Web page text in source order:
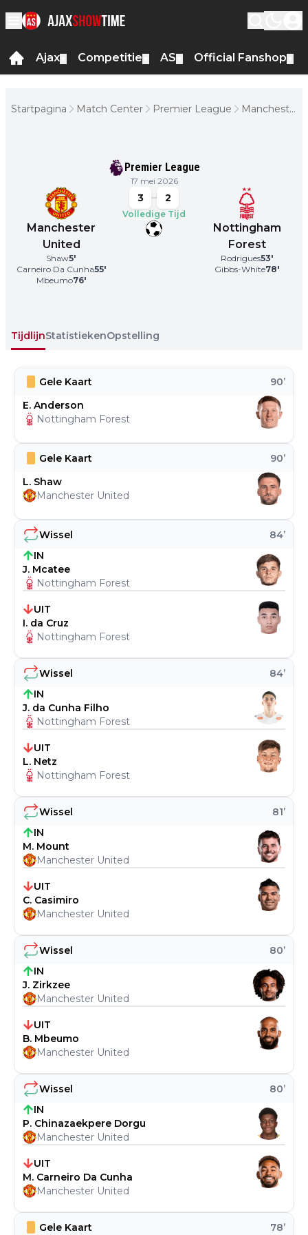
Ajax Competitie AS Official Fanshop
Startpagina Match Center Premier League
Manchester
Premier League
17 mei 2026
Manchester
United
Shaw5'
Carneiro Da Cunha55'
Mbeumo76'
3 2
Volledige Tijd
Nottingham
Forest
Rodrigues53'
Gibbs-White78'
TijdlijnStatistiekenOpstelling
Gele Kaart 78’
Wissel 80’
IN
P. Chinazaekpere Dorgu
Manchester United
UIT
M. Carneiro Da Cunha
Manchester United
Wissel 80’
IN
J. Zirkzee
Manchester United
UIT
B. Mbeumo
Manchester United
Wissel 81’
IN
M. Mount
Manchester United
UIT
C. Casimiro
Manchester United
Wissel 84’
IN
J. da Cunha Filho
Nottingham Forest
UIT
L. Netz
Nottingham Forest
Wissel 84’
IN
J. Mcatee
Nottingham Forest
UIT
I. da Cruz
Nottingham Forest
Gele Kaart 90’
L. Shaw
Manchester United
Gele Kaart 90’
E. Anderson
Nottingham Forest